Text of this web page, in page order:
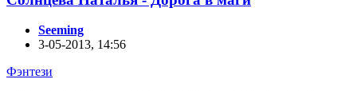
Seeming
3-05-2013, 14:56
Фэнтези